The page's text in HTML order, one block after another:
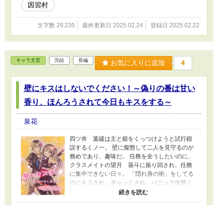
因習村
文字数 29,235 最終更新日 2025.02.24 登録日 2025.02.22
キャラ文芸 完結 長編 お気に入りに追加 4
壁にキスはしないでください！～偽りの番は甘い
香り、ほんろうされて今日もキスをする～
泉花
四ツ井 葉緩は主と姫をくっつけようと試行錯
誤するくノ一。 壁に擬態して二人を見守るのが
務めであり、趣味だ。 任務を全うしたいのに、
クラスメイトの望月 葵斗に振り回され、任務
に集中できない日々。 「隠れ身の術」をしてる
のにキスされ、ぎゅっとされ、パニック状態！
なぜ葵斗の気配を探れないのか。 ふてくされて
いると、ついに葵斗が壁を破って「葉緩が番」